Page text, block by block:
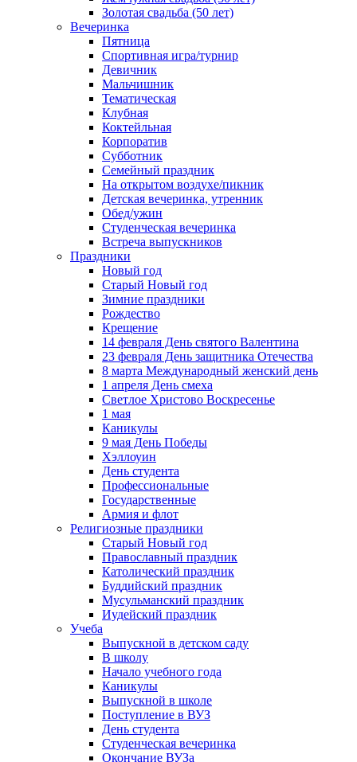
Золотая свадьба (50 лет)
Вечеринка
Пятница
Спортивная игра/турнир
Девичник
Мальчишник
Тематическая
Клубная
Коктейльная
Корпоратив
Субботник
Семейный праздник
На открытом воздухе/пикник
Детская вечеринка, утренник
Обед/ужин
Студенческая вечеринка
Встреча выпускников
Праздники
Новый год
Старый Новый год
Зимние праздники
Рождество
Крещение
14 февраля День святого Валентина
23 февраля День защитника Отечества
8 марта Международный женский день
1 апреля День смеха
Светлое Христово Воскресенье
1 мая
Каникулы
9 мая День Победы
Хэллоуин
День студента
Профессиональные
Государственные
Армия и флот
Религиозные праздники
Старый Новый год
Православный праздник
Католический праздник
Буддийский праздник
Мусульманский праздник
Иудейский праздник
Учеба
Выпускной в детском саду
В школу
Начало учебного года
Каникулы
Выпускной в школе
Поступление в ВУЗ
День студента
Студенческая вечеринка
Окончание ВУЗа